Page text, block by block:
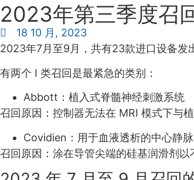
2023年第三季度召
18 10 月, 2023
2023年7月至9月，共有23款进口设备发
有两个 I 类召回是最紧急的类别：
Abbott：植入式脊髓神经刺激系统
召回原因：控制器无法在 MRI 模式下与
Covidien：用于血液透析的中心静
召回原因：涂在导管尖端的硅基润滑剂